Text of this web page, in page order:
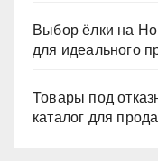
Выбор ёлки на
для идеального
Товары под
каталог для